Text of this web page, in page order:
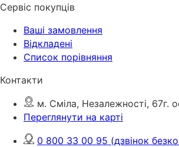
Сервіс покупців
Ваші замовлення
Відкладені
Список порівняння
Контакти
м. Сміла, Незалежності, 67г.
Переглянути на карті
0 800 33 00 95 (дзвінок